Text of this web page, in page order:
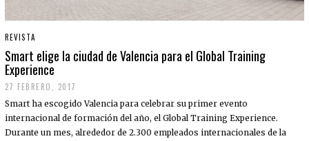
REVISTA
Smart elige la ciudad de Valencia para el Global Training
Experience
27 FEBRERO, 2017
Smart ha escogido Valencia para celebrar su primer evento
internacional de formación del año, el Global Training Experience.
Durante un mes, alrededor de 2.300 empleados internacionales de la